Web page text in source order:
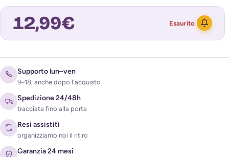
12,99€ Esaurito
Supporto lun–ven
9–18, anche dopo l'acquisto
Spedizione 24/48h
tracciata fino alla porta
Resi assistiti
organizziamo noi il ritiro
Garanzia 24 mesi